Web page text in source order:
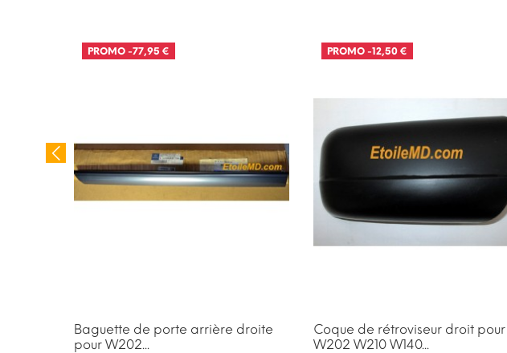
PROMO -77,95 €
Baguette de porte arrière droite
pour W202...
PROMO-12,50 €
Coque de rétroviseur droit pour
W202 W210 W140...